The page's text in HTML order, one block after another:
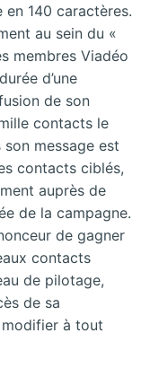
140 caractères.
au sein du «
membres Viadéo
d’une
de son
contacts le
message est
contacts ciblés,
auprès de
de la campagne.
de gagner
contacts
de pilotage,
de sa
à tout